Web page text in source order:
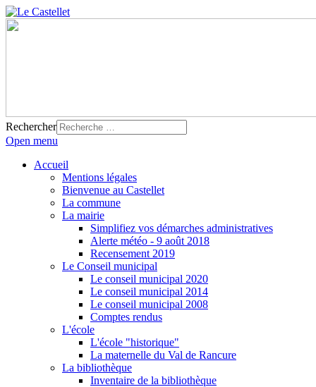
Rechercher
Open menu
Accueil
Mentions légales
Bienvenue au Castellet
La commune
La mairie
Simplifiez vos démarches administratives
Alerte météo - 9 août 2018
Recensement 2019
Le Conseil municipal
Le conseil municipal 2020
Le conseil municipal 2014
Le conseil municipal 2008
Comptes rendus
L'école
L'école "historique"
La maternelle du Val de Rancure
La bibliothèque
Inventaire de la bibliothèque